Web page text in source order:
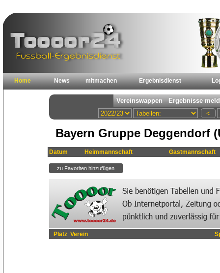
Home News mitmachen Ergebnisdienst
Bayern Gruppe Deggendorf
Datum Heimmannschaft Gastmannschaft
Platz Verein